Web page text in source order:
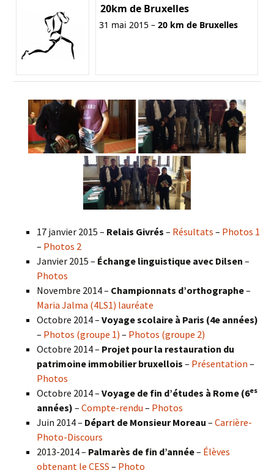
20km de Bruxelles
31 mai 2015 – 20 km de Bruxelles
17 janvier 2015 – Relais Givrés – Résultats – Photos 1
– Photos 2
Janvier 2015 – Échange linguistique avec Dilsen –
Photos
Novembre 2014 – Championnats d’orthographe–
Maria Jalma (4LS1) lauréate
Octobre 2014 – Voyage scolaire à Paris (4e années)
– Photos (groupe 1) – Photos (groupe 2)
Octobre 2014 – Projet pour la restauration du
patrimoine immobilier bruxellois – Présentation –
Photos
Octobre 2014 – Voyage de fin d’études à Rome (6es
années) – Compte-rendu – Photos
Juin 2014 – Départ de Monsieur Moreau – Carrière-
Photo-Discours
2013-2014 – Palmarès de fin d’année– Élèves
obtenant le CESS – Photo